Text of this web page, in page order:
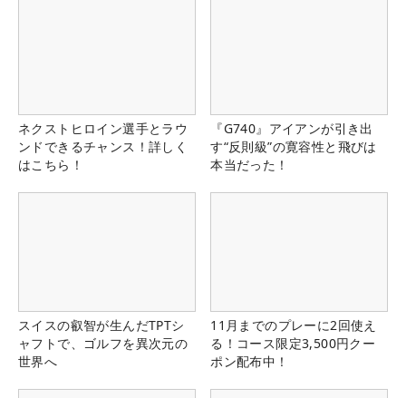
ネクストヒロイン選手とラウ
ンドできるチャンス！詳しく
はこちら！
『G740』アイアンが引き出
す“反則級”の寛容性と飛びは
本当だった！
スイスの叡智が生んだTPTシ
ャフトで、ゴルフを異次元の
世界へ
11月までのプレーに2回使え
る！コース限定3,500円クー
ポン配布中！